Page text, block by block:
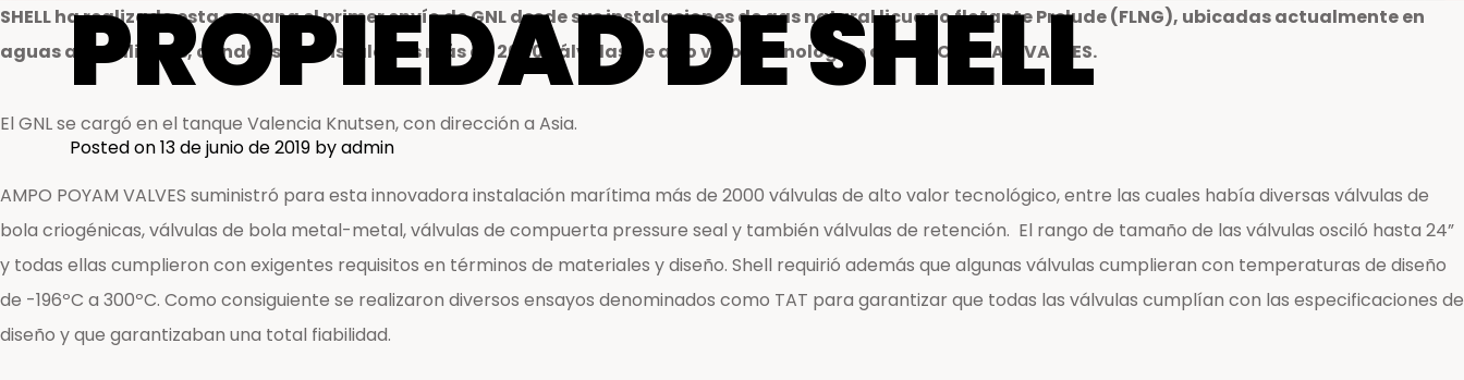
Centros de reparación y
mantenimiento
PROPIEDAD DE SHELL
Posted on13 de junio de 2019 byadmin
SHELL ha realizado esta semana el primer envío de GNL desde sus instalaciones de gas natural licuado flotante Prelude (FLNG), ubicadas actualmente en
aguas australianas, donde están instaladas más de 2000 válvulas de alto valor tecnológico de AMPO POYAM VALVES.
El GNL se cargó en el tanque Valencia Knutsen, con dirección a Asia.
AMPO POYAM VALVES suministró para esta innovadora instalación marítima más de 2000 válvulas de alto valor tecnológico, entre las cuales había diversas válvulas de
bola criogénicas, válvulas de bola metal-metal, válvulas de compuerta pressure seal y también válvulas de retención. El rango de tamaño de las válvulas osciló hasta 24”
y todas ellas cumplieron con exigentes requisitos en términos de materiales y diseño. Shell requirió además que algunas válvulas cumplieran con temperaturas de diseño
de -196ºC a 300ºC. Como consiguiente se realizaron diversos ensayos denominados como TAT para garantizar que todas las válvulas cumplían con las especificaciones de
diseño y que garantizaban una total fiabilidad.